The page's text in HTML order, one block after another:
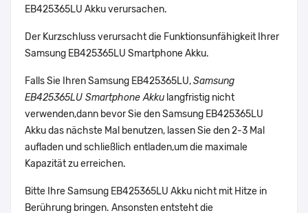
EB425365LU Akku verursachen.
Der Kurzschluss verursacht die Funktionsunfähigkeit Ihrer
Samsung EB425365LU Smartphone Akku.
Falls Sie Ihren Samsung EB425365LU,Samsung
EB425365LU Smartphone Akku langfristig nicht
verwenden,dann bevor Sie den Samsung EB425365LU
Akku das nächste Mal benutzen, lassen Sie den 2-3 Mal
aufladen und schließlich entladen,um die maximale
Kapazität zu erreichen.
Bitte Ihre Samsung EB425365LU Akku nicht mit Hitze in
Berührung bringen. Ansonsten entsteht die